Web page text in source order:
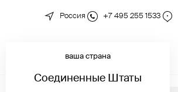
Россия +7 495 255 1533
новинкиваша страна
Соединенные Штаты